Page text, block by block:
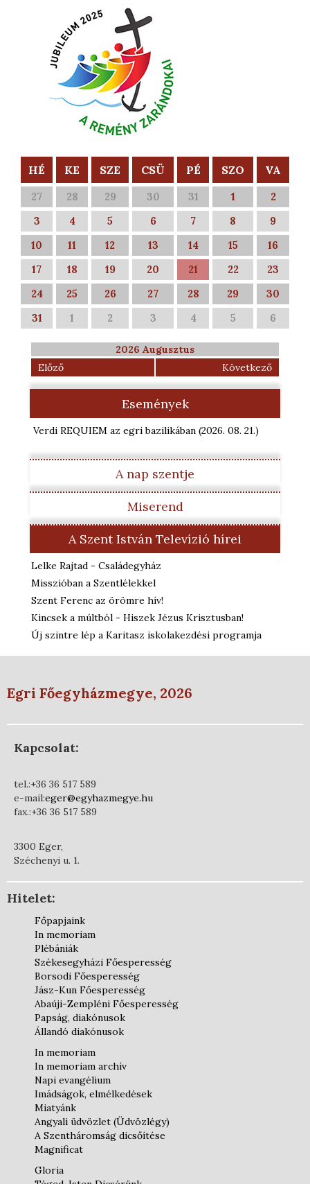
HÉ KE SZE CSÜ PÉ SZO VA
27 28 29 30 31 1
2
3
4 5 6 7 8
9
10
11 12 13 14 15
16
17
18 19 20 21 22
23
24
25 26 27 28 29
30
31
1 2 3 4 5 6
2026 Augusztus
Előző
Következő
Események
Verdi REQUIEM az egri bazilikában (2026. 08. 21.)
A nap szentje
Miserend
A Szent István Televízió hírei
Lelke Rajtad - Családegyház
Misszióban a Szentlélekkel
Szent Ferenc az örömre hív!
Kincsek a múltból - Hiszek Jézus Krisztusban!
Új szintre lép a Karitasz iskolakezdési programja
Egri Főegyházmegye, 2026
Kapcsolat:
tel.:+36 36 517 589
e-mail:eger@egyhazmegye.hu
fax.:+36 36 517 589
3300 Eger,
Széchenyi u. 1.
Hitelet:
Főpapjaink
In memoriam
Plébániák
Székesegyházi Főesperesség
Borsodi Főesperesség
Jász-Kun Főesperesség
Abaúji-Zempléni Főesperesség
Papság, diakónusok
Állandó diakónusok
In memoriam
In memoriam archív
Napi evangélium
Imádságok, elmélkedések
Miatyánk
Angyali üdvözlet (Üdvözlégy)
A Szentháromság dicsőítése
Magnificat
Gloria